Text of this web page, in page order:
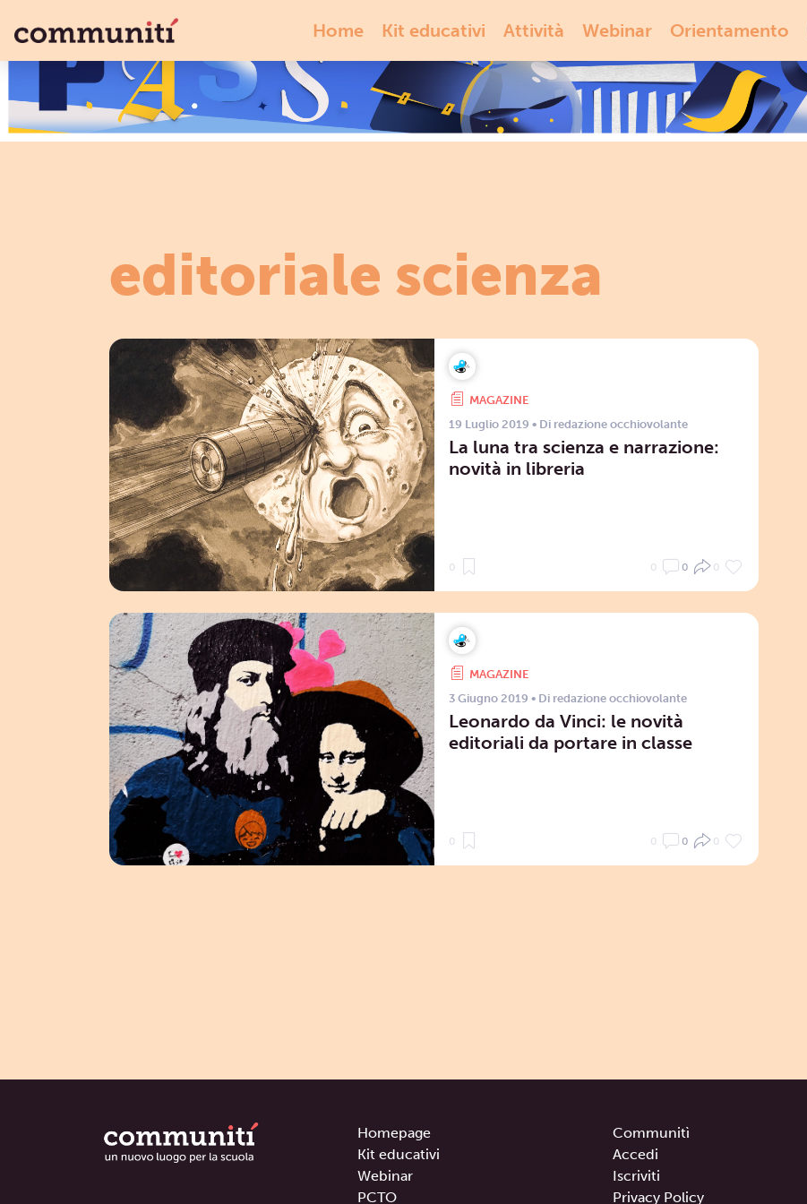
Home Kit educativi Attività Webinar Orientamento
editoriale scienza
MAGAZINE
19 Luglio 2019 • Di redazione occhiovolante
La luna tra scienza e narrazione:
novità in libreria
0 0 0 0
MAGAZINE
3 Giugno 2019 • Di redazione occhiovolante
Leonardo da Vinci: le novità
editoriali da portare in classe
0 0 0 0
Homepage
Kit educativi
Webinar
PCTO
Communitì
Accedi
Iscriviti
Privacy Policy